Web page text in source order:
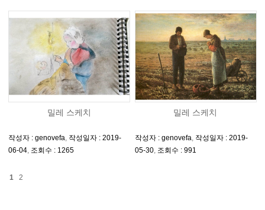
밀레 스케치
작성자 : genovefa, 작성일자 : 2019-
06-04, 조회수 : 1265
밀레 스케치
작성자 : genovefa, 작성일자 : 2019-
05-30, 조회수 : 991
1 2